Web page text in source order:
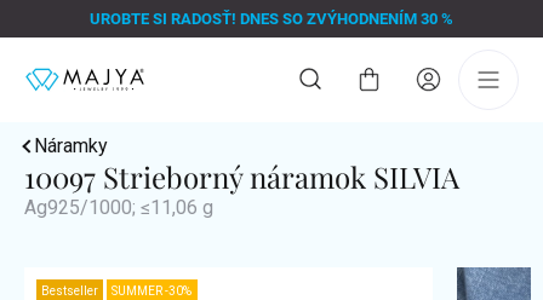
na
UROBTE SI RADOSŤ! DNES SO ZVÝHODNENÍM 30 %
Nákupný
Náramky
10097 Strieborný náramok SILVIA
Ag925/1000; ≤11,06 g
Bestseller SUMMER -30%